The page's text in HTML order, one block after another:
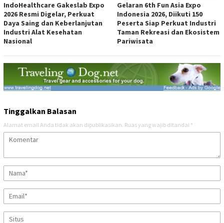
IndoHealthcare Gakeslab Expo
2026 Resmi Digelar, Perkuat
Daya Saing dan Keberlanjutan
Industri Alat Kesehatan
Nasional
Gelaran 6th Fun Asia Expo
Indonesia 2026, Diikuti 150
Peserta Siap Perkuat Industri
Taman Rekreasi dan Ekosistem
Pariwisata
Tinggalkan Balasan
Alamat email Anda tidak akan dipublikasikan. Ruas yang wajib ditandai *